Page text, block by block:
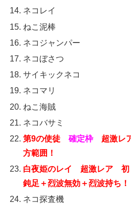
ネコレイ
ねこ泥棒
ネコジャンパー
ネコぼさつ
サイキックネコ
ネコマリ
ねこ海賊
ネコバサミ
第9の使徒
確定枠超激レ
方範囲！
白夜姫のレイ
超激レア 初
鈍足＋烈波無効＋烈波持ち！
ネコ探査機